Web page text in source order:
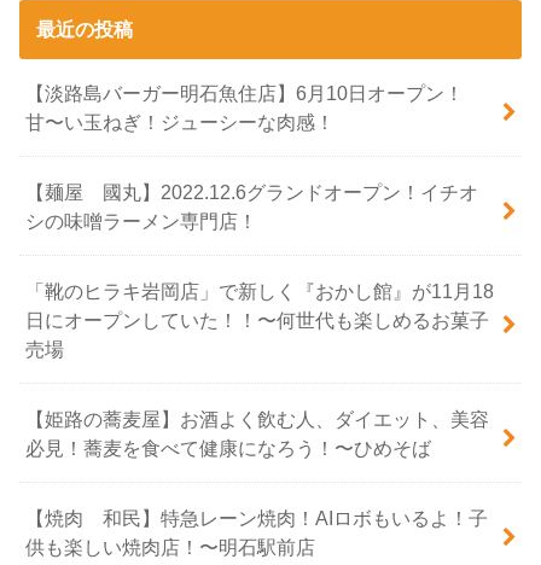
最近の投稿
【淡路島バーガー明石魚住店】6月10日オープン！
甘〜い玉ねぎ！ジューシーな肉感！
【麺屋 國丸】2022.12.6グランドオープン！イチオ
シの味噌ラーメン専門店！
「靴のヒラキ岩岡店」で新しく『おかし館』が11月18
日にオープンしていた！！〜何世代も楽しめるお菓子
売場
【姫路の蕎麦屋】お酒よく飲む人、ダイエット、美容
必見！蕎麦を食べて健康になろう！〜ひめそば
【焼肉 和民】特急レーン焼肉！AIロボもいるよ！子
供も楽しい焼肉店！〜明石駅前店